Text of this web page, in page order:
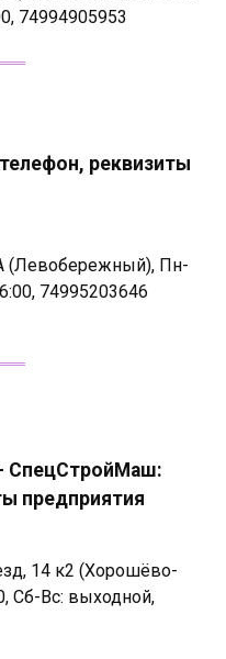
74994905953
реквизиты
(Левобережный), Пн-
74995203646
СпецСтройМаш:
предприятия
14 к2 (Хорошёво-
Сб-Вс: выходной,